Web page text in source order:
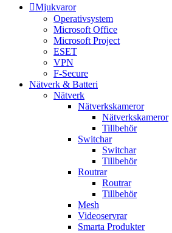
Mjukvaror
Operativsystem
Microsoft Office
Microsoft Project
ESET
VPN
F-Secure
Nätverk & Batteri
Nätverk
Nätverkskameror
Nätverkskameror
Tillbehör
Switchar
Switchar
Tillbehör
Routrar
Routrar
Tillbehör
Mesh
Videoservrar
Smarta Produkter